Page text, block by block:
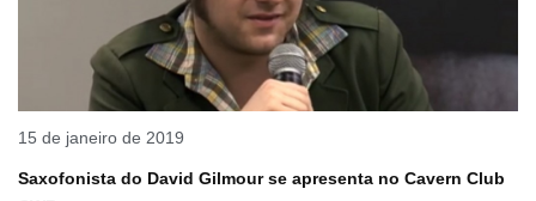
15 de janeiro de 2019
Saxofonista do David Gilmour se apresenta no Cavern Club